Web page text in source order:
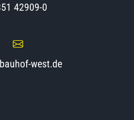
42909-0
west.de